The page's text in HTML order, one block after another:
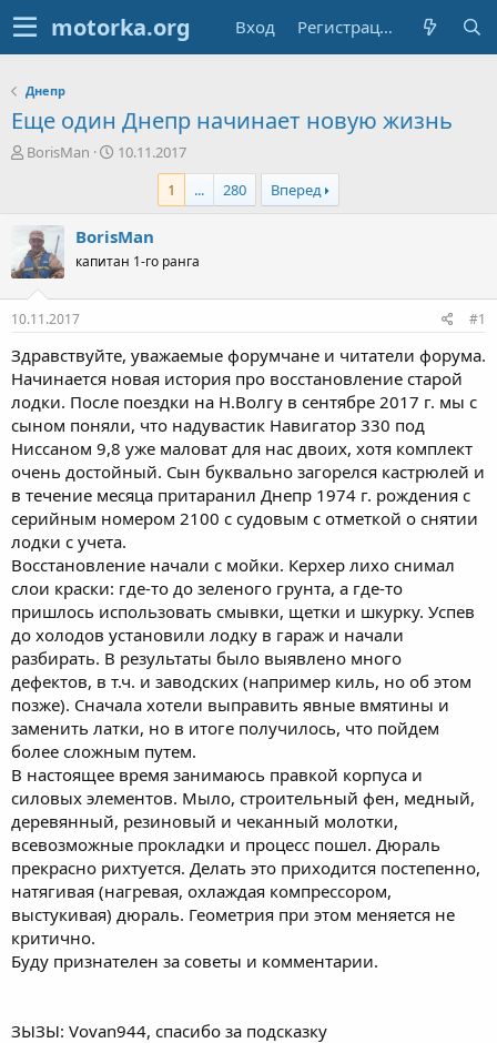
Вход Регистрация
Днепр
Еще один Днепр начинает новую жизнь
А
р
т
е
ы
BorisMan
Д
н
ч
10.11.2017
1
... 280 Вперед
BorisMan
капитан 1-го ранга
10.11.2017 #1
Здравствуйте, уважаемые форумчане и читатели форума.
Начинается новая история про восстановление старой
лодки. После поездки на Н.Волгу в сентябре 2017 г. мы с
сыном поняли, что надувастик Навигатор 330 под
Ниссаном 9,8 уже маловат для нас двоих, хотя комплект
очень достойный. Сын буквально загорелся кастрюлей и
в течение месяца притаранил Днепр 1974 г. рождения с
серийным номером 2100 с судовым с отметкой о снятии
лодки с учета.
Восстановление начали с мойки. Керхер лихо снимал
слои краски: где-то до зеленого грунта, а где-то
пришлось использовать смывки, щетки и шкурку. Успев
до холодов установили лодку в гараж и начали
разбирать. В результаты было выявлено много
дефектов, в т.ч. и заводских (например киль, но об этом
позже). Сначала хотели выправить явные вмятины и
заменить латки, но в итоге получилось, что пойдем
более сложным путем.
В настоящее время занимаюсь правкой корпуса и
силовых элементов. Мыло, строительный фен, медный,
деревянный, резиновый и чеканный молотки,
всевозможные прокладки и процесс пошел. Дюраль
прекрасно рихтуется. Делать это приходится постепенно,
натягивая (нагревая, охлаждая компрессором,
выстукивая) дюраль. Геометрия при этом меняется не
критично.
Буду признателен за советы и комментарии.
ЗЫЗЫ: Vovan944, спасибо за подсказку